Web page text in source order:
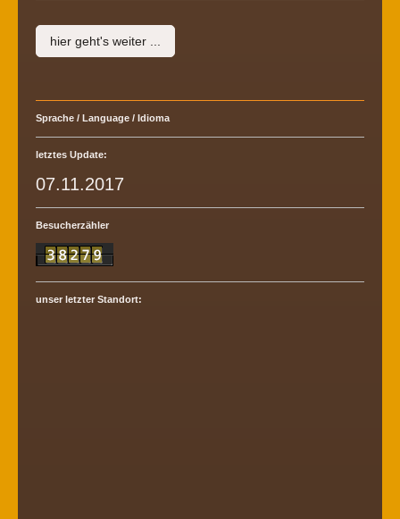
hier geht's weiter ...
Sprache / Language / Idioma
letztes Update:
07.11.2017
Besucherzähler
unser letzter Standort: